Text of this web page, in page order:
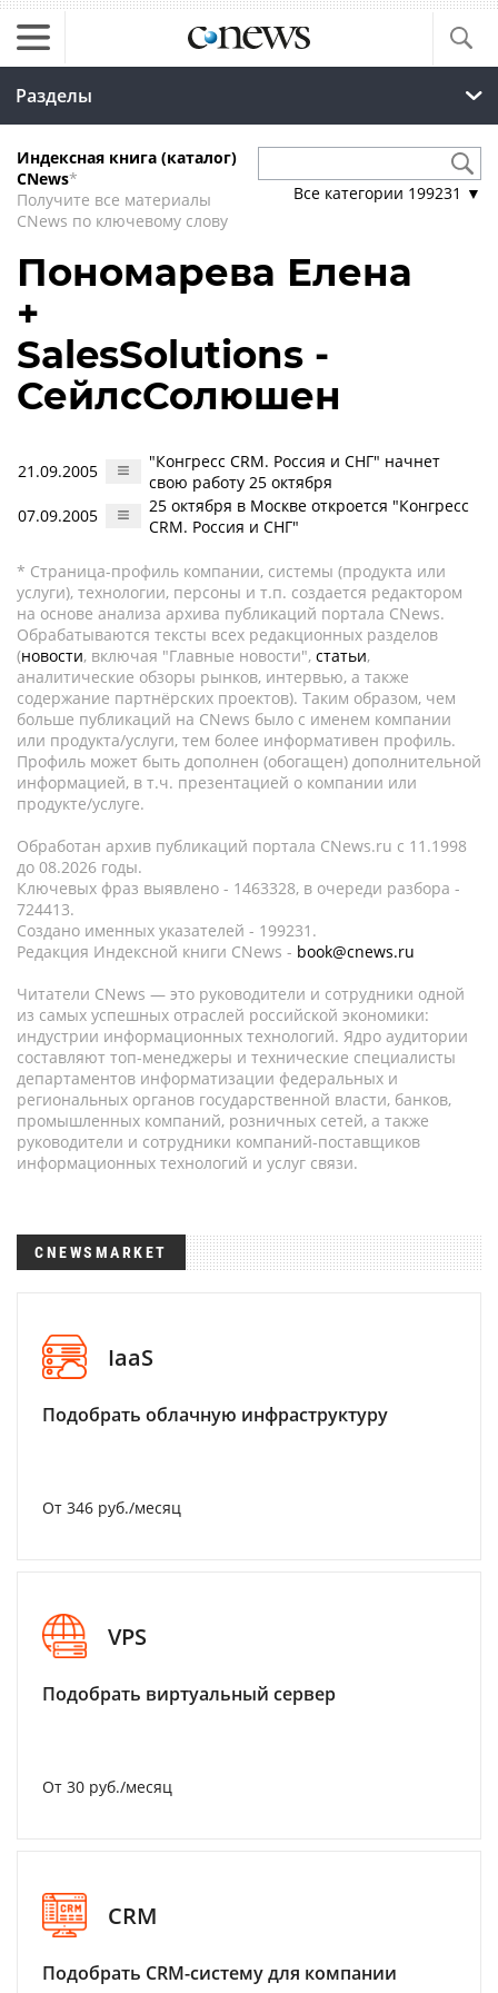
Разделы
Индексная книга (каталог)
CNews*
Получите все материалы
CNews по ключевому слову
Все категории 199231 ▼
Пономарева Елена
+
SalesSolutions -
СейлсСолюшен
21.09.2005
"Конгресс CRM. Россия и СНГ" начнет
свою работу 25 октября
07.09.2005
25 октября в Москве откроется "Конгресс
CRM. Россия и СНГ"
* Страница-профиль компании, системы (продукта или
услуги), технологии, персоны и т.п. создается редактором
на основе анализа архива публикаций портала CNews.
Обрабатываются тексты всех редакционных разделов
(новости, включая "Главные новости", статьи,
аналитические обзоры рынков, интервью, а также
содержание партнёрских проектов). Таким образом, чем
больше публикаций на CNews было с именем компании
или продукта/услуги, тем более информативен профиль.
Профиль может быть дополнен (обогащен) дополнительной
информацией, в т.ч. презентацией о компании или
продукте/услуге.
Обработан архив публикаций портала CNews.ru c 11.1998
до 08.2026 годы.
Ключевых фраз выявлено - 1463328, в очереди разбора -
724413.
Создано именных указателей - 199231.
Редакция Индексной книги CNews - book@cnews.ru
Читатели CNews — это руководители и сотрудники одной
из самых успешных отраслей российской экономики:
индустрии информационных технологий. Ядро аудитории
составляют топ-менеджеры и технические специалисты
департаментов информатизации федеральных и
региональных органов государственной власти, банков,
промышленных компаний, розничных сетей, а также
руководители и сотрудники компаний-поставщиков
информационных технологий и услуг связи.
CNEWSMARKET
IaaS
Подобрать облачную инфраструктуру
От 346 руб./месяц
VPS
Подобрать виртуальный сервер
От 30 руб./месяц
CRM
Подобрать CRM-систему для компании